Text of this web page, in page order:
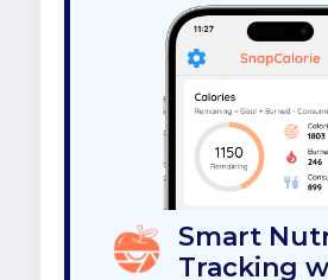
Smart
Tracking